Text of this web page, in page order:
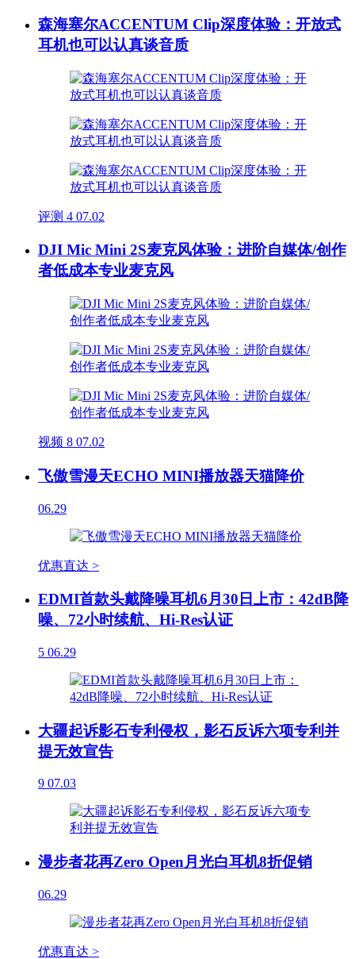
森海塞尔ACCENTUM Clip深度体验：开放式
耳机也可以认真谈音质
评测 4 07.02
DJI Mic Mini 2S麦克风体验：进阶自媒体/创作
者低成本专业麦克风
视频 8 07.02
飞傲雪漫天ECHO MINI播放器天猫降价
06.29
优惠直达 >
EDMI首款头戴降噪耳机6月30日上市：42dB降
噪、72小时续航、Hi-Res认证
5 06.29
大疆起诉影石专利侵权，影石反诉六项专利并
提无效宣告
9 07.03
漫步者花再Zero Open月光白耳机8折促销
06.29
优惠直达 >